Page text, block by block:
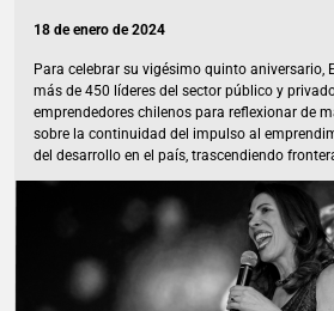
18 de enero de 2024
Para celebrar su vigésimo quinto aniversario,
más de 450 líderes del sector público y
emprendedores chilenos para reflexionar de
sobre la continuidad del impulso al
del desarrollo en el país, trascendiendo
en Santiago, tuvo un objetivo en común:
scaleups, es decir, de empresas innovadoras
industrias, generan empleo y promueven el
estuvo marcada por la participación de Linda
cofundadora de Endeavor Global. Asimismo,
autoridades como Rosario Navarro de […]